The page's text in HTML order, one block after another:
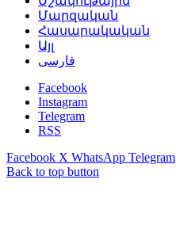
Մարզական
Հասարակական
Այլ
فارسی
Facebook
Instagram
Telegram
RSS
Facebook X WhatsApp Telegram
Back to top button